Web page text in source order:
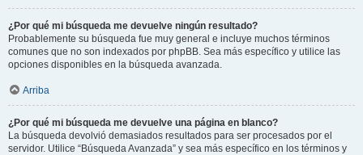
¿Por qué mi búsqueda me devuelve ningún resultado?
Probablemente su búsqueda fue muy general e incluye muchos términos
comunes que no son indexados por phpBB. Sea más específico y utilice las
opciones disponibles en la búsqueda avanzada.
Arriba
¿Por qué mi búsqueda me devuelve una página en blanco?
La búsqueda devolvió demasiados resultados para ser procesados por el
servidor. Utilice “Búsqueda Avanzada” y sea más específico en los términos y